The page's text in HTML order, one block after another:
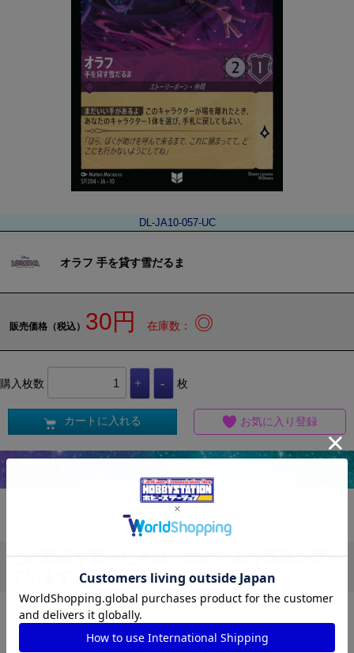
DL-JA10-057-UC
オラフ 手を貸す雪だるま
販売価格（税込） 30円 在庫数： ◎
購入枚数 枚
カートに入れる お気に入り登録
この商品を買った人は、他にこんな商品を買っ